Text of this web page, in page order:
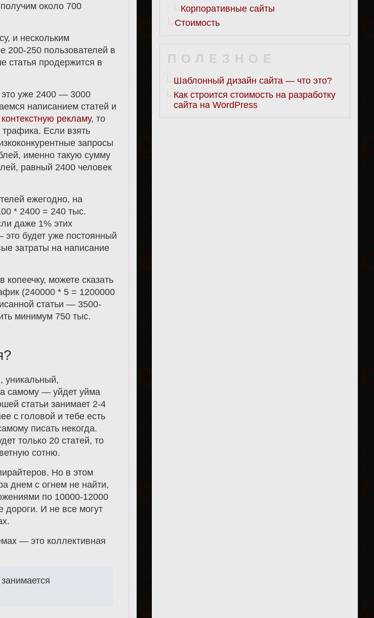
около 700
и нескольким
200-250 пользователей в
статья продержится в
это уже 2400 — 3000
написанием статей и
контекстную рекламу, то
Если взять
запросы
именно такую сумму
равный 2400 человек
ежегодно, на
* 2400 = 240 тыс.
даже 1% этих
это будет уже постоянный
затраты на написание
можете сказать
(240000 * 5 = 1200000
статьи — 3500-
минимум 750 тыс.
уникальный,
самому — уйдет уйма
статьи занимает 2-4
с головой и тебе есть
писать некогда.
только 20 статей, то
сотню.
Но в этом
днем с огнем не найти,
по 10000-12000
И не все могут
— это коллективная
Корпоративные сайты
Стоимость
ПОЛЕЗНОЕ
Шаблонный дизайн сайта — что это?
Как строится стоимость на разработку
сайта на WordPress